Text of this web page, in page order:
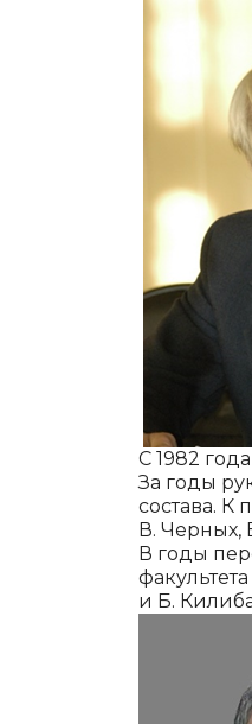
С 1982
За годы
состава. К
В. Черных,
В годы
и Б.